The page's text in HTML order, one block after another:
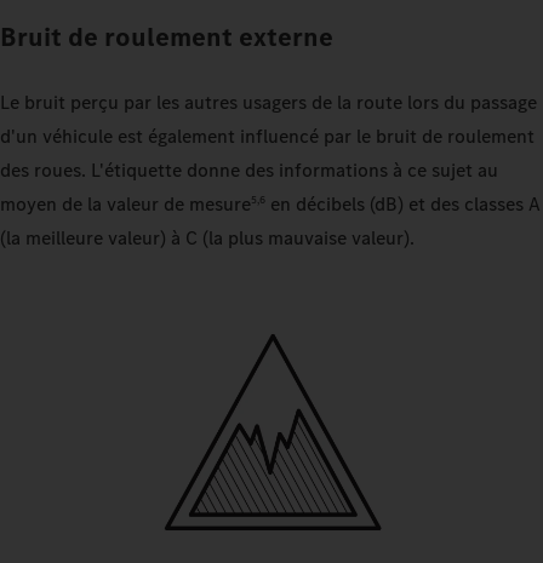
Bruit de roulement externe
Le bruit perçu par les autres usagers de la route lors du passage
d'un véhicule est également influencé par le bruit de roulement
des roues. L'étiquette donne des informations à ce sujet au
moyen de la valeur de mesure5,6 en décibels (dB) et des classes A
(la meilleure valeur) à C (la plus mauvaise valeur).